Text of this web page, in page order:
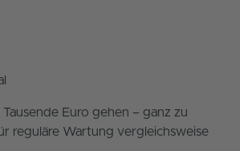
Euro gehen – ganz zu
reguläre Wartung vergleichsweise